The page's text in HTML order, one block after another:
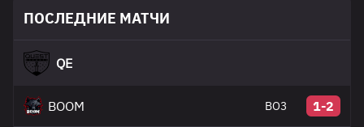
ПОСЛЕДНИЕ МАТЧИ
QE
BOOM BO3 1-2